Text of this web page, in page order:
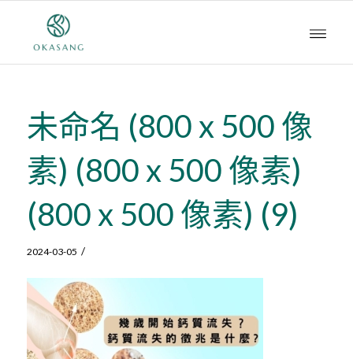
未命名 (800 x 500 像
素) (800 x 500 像素)
(800 x 500 像素) (9)
2024-03-05 /